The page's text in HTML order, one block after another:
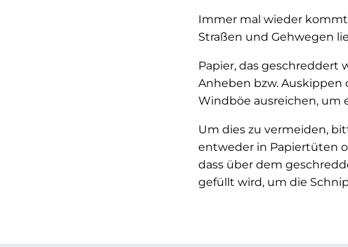
Immer mal wieder kommt
Straßen und Gehwegen
Papier, das geschreddert
Anheben bzw. Auskippen
Windböe ausreichen, um
Um dies zu vermeiden,
entweder in Papiertüten
dass über dem
gefüllt wird, um die